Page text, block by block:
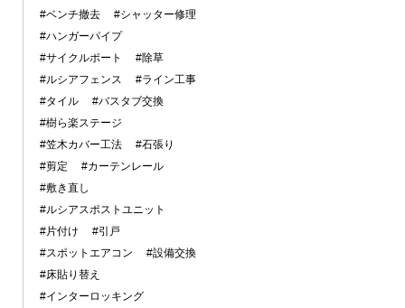
#ベンチ撤去
#シャッター修理
#ハンガーパイプ
#サイクルポート
#除草
#ルシアフェンス
#ライン工事
#タイル
#バスタブ交換
#樹ら楽ステージ
#笠木カバー工法
#石張り
#剪定
#カーテンレール
#敷き直し
#ルシアスポストユニット
#片付け
#引戸
#スポットエアコン
#設備交換
#床貼り替え
#インターロッキング